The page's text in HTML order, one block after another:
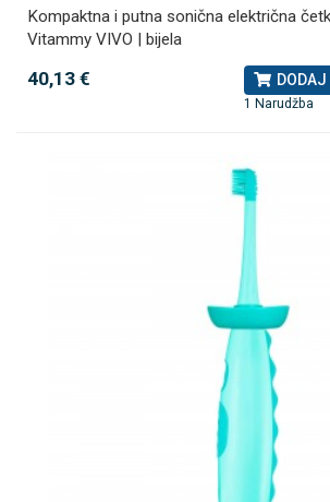
Kompaktna i putna sonična električna
Vitammy VIVO | bijela
40,13 € DODAJ
1 Narudžba